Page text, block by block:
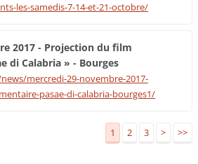
les-samedis-7-14-et-21-octobre/
2017 - Projection du film
di Calabria » - Bourges
mercredi-29-novembre-2017-
pasae-di-calabria-bourges1/
1 2 3 > >>